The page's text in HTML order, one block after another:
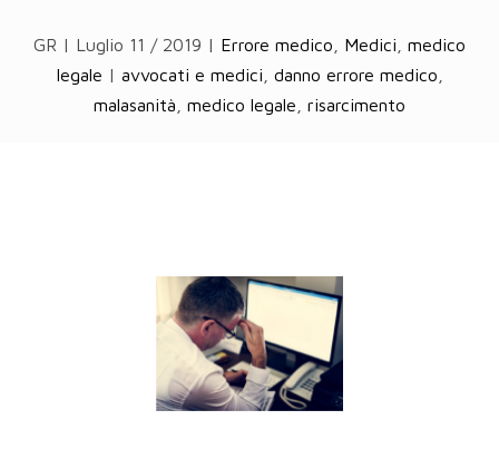
GR | Luglio 11 / 2019 | Errore medico Medici
medico
legale | avvocati e medici danno errore medico
malasanità
medico legale risarcimento